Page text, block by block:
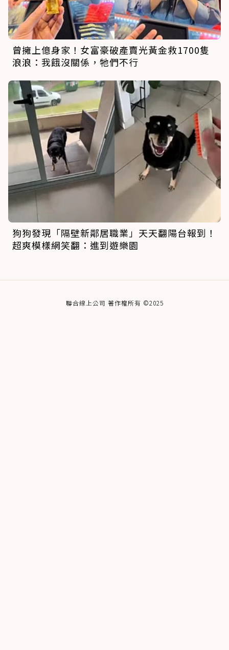
曾擁上億身家！女富豪破產賣光黃金救1700隻
浪浪：我餓沒關係，牠們不行
狗狗發現「隔壁新鄰居職業」天天翻陽台報到！
超爽模樣網笑翻：進到遊樂園
聯合線上公司 著作權所有 ©2025